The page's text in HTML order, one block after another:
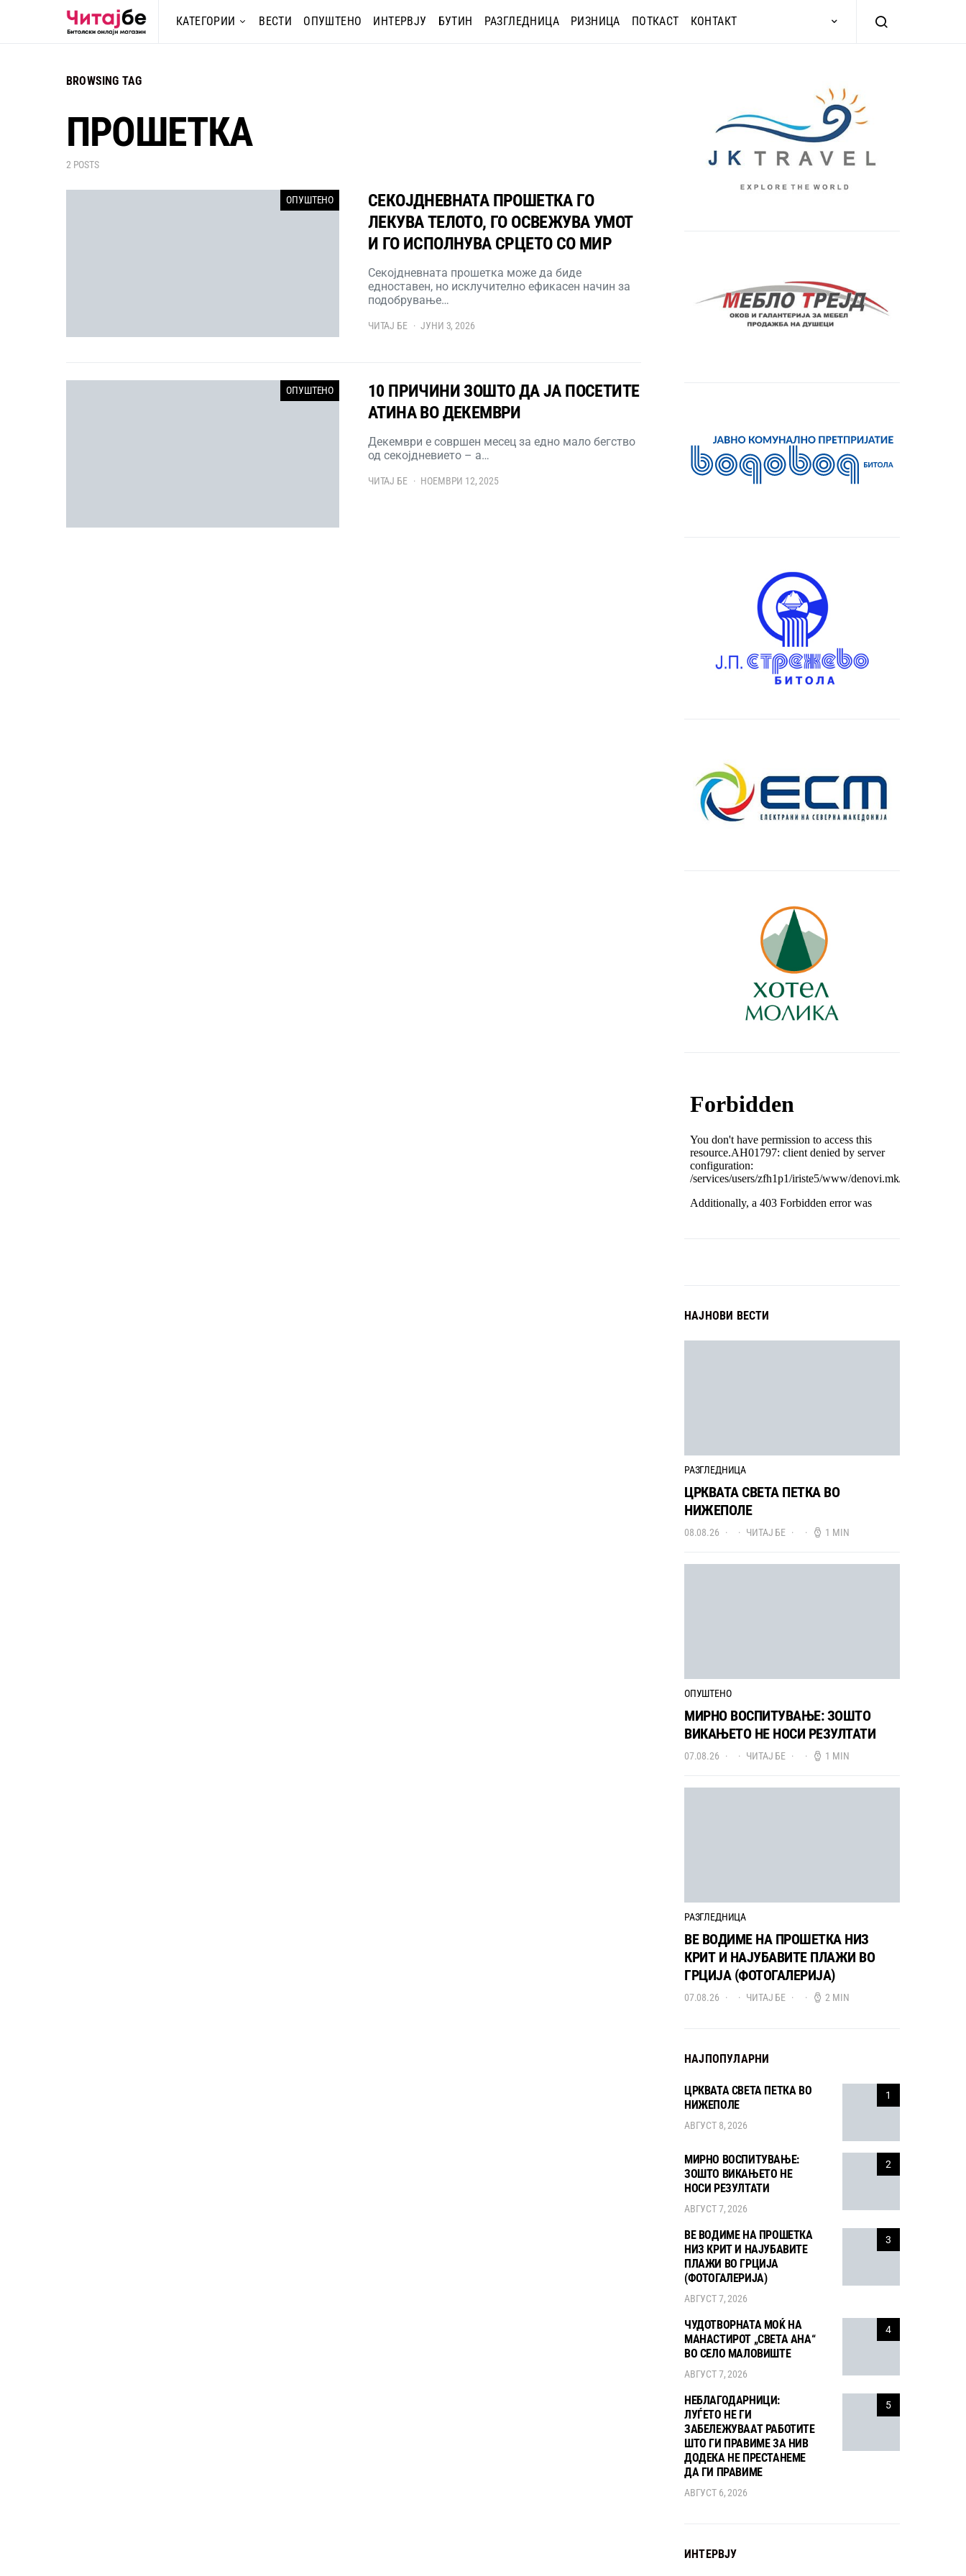
КАТЕГОРИИ ВЕСТИ ОПУШТЕНО ИНТЕРВЈУ БУТИН РАЗГЛЕДНИЦА РИЗНИЦА ПОТКАСТ КОНТАКТ
BROWSING TAG
ПРОШЕТКА
2 POSTS
ОПУШТЕНО
СЕКОЈДНЕВНАТА ПРОШЕТКА ГО
ЛЕКУВА ТЕЛОТО, ГО ОСВЕЖУВА УМОТ
И ГО ИСПОЛНУВА СРЦЕТО СО МИР
Секојдневната прошетка може да биде
едноставен, но исклучително ефикасен начин за
подобрување…
ЧИТАЈ БЕ ЈУНИ 3, 2026
ОПУШТЕНО
10 ПРИЧИНИ ЗОШТО ДА ЈА ПОСЕТИТЕ
АТИНА ВО ДЕКЕМВРИ
Декември е совршен месец за едно мало бегство
од секојдневието – а…
ЧИТАЈ БЕ НОЕМВРИ 12, 2025
НАЈНОВИ ВЕСТИ
РАЗГЛЕДНИЦА
ЦРКВАТА СВЕТА ПЕТКА ВО
НИЖЕПОЛЕ
08.08.26 ЧИТАЈ БЕ 1 MIN
ОПУШТЕНО
МИРНО ВОСПИТУВАЊЕ: ЗОШТО
ВИКАЊЕТО НЕ НОСИ РЕЗУЛТАТИ
07.08.26 ЧИТАЈ БЕ 1 MIN
РАЗГЛЕДНИЦА
ВЕ ВОДИМЕ НА ПРОШЕТКА НИЗ
КРИТ И НАЈУБАВИТЕ ПЛАЖИ ВО
ГРЦИЈА (ФОТОГАЛЕРИЈА)
07.08.26 ЧИТАЈ БЕ 2 MIN
НАЈПОПУЛАРНИ
1
ЦРКВАТА СВЕТА ПЕТКА ВО
НИЖЕПОЛЕ
АВГУСТ 8, 2026
2
МИРНО ВОСПИТУВАЊЕ:
ЗОШТО ВИКАЊЕТО НЕ
НОСИ РЕЗУЛТАТИ
АВГУСТ 7, 2026
3
ВЕ ВОДИМЕ НА ПРОШЕТКА
НИЗ КРИТ И НАЈУБАВИТЕ
ПЛАЖИ ВО ГРЦИЈА
(ФОТОГАЛЕРИЈА)
АВГУСТ 7, 2026
4
ЧУДОТВОРНАТА МОЌ НА
МАНАСТИРОТ „СВЕТА АНА“
ВО СЕЛО МАЛОВИШТЕ
АВГУСТ 7, 2026
5
НЕБЛАГОДАРНИЦИ:
ЛУЃЕТО НЕ ГИ
ЗАБЕЛЕЖУВААТ РАБОТИТЕ
ШТО ГИ ПРАВИМЕ ЗА НИВ
ДОДЕКА НЕ ПРЕСТАНЕМЕ
ДА ГИ ПРАВИМЕ
АВГУСТ 6, 2026
ИНТЕРВЈУ